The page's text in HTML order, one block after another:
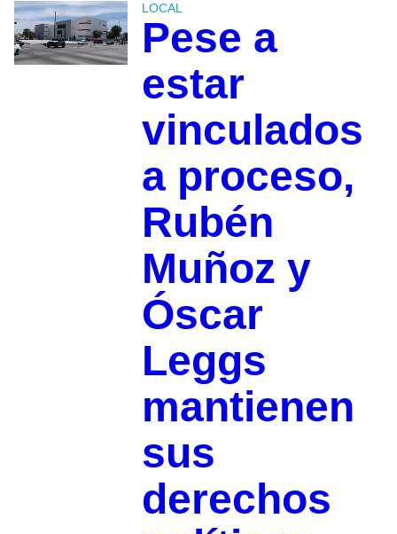
LOCAL
Pese a
estar
vinculados
a proceso,
Rubén
Muñoz y
Óscar
Leggs
mantienen
sus
derechos